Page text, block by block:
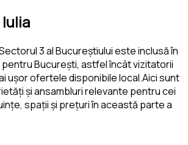
3 al Bucureștiului este inclusă în
pentru București, astfel încât vizitatorii
ușor ofertele disponibile local.Aici sunt
și ansambluri relevante pentru cei
spații și prețuri în această parte a